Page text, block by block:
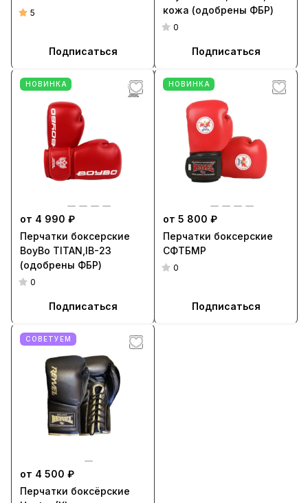
5
Подписаться
кожа (одобрены ФБР)
0
Подписаться
НОВИНКА
от 4 990 ₽
Перчатки боксерские
BoyBo TITAN,IB-23
(одобрены ФБР)
0
Подписаться
НОВИНКА
от 5 800 ₽
Перчатки боксерские
СФТБМР
0
Подписаться
СОВЕТУЕМ
от 4 500 ₽
Перчатки боксёрские